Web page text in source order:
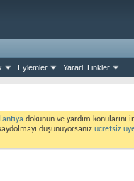
Eylemler Yararlı Linkler
dokunun ve yardım
düşünüyorsanız ücretsiz